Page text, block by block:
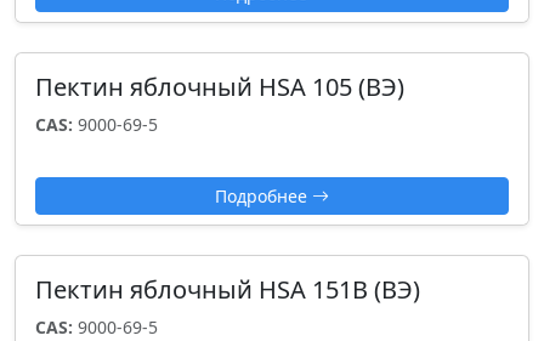
Пектин яблочный HSA 105 (ВЭ)
CAS: 9000-69-5
Подробнее
Пектин яблочный HSA 151B (ВЭ)
CAS: 9000-69-5